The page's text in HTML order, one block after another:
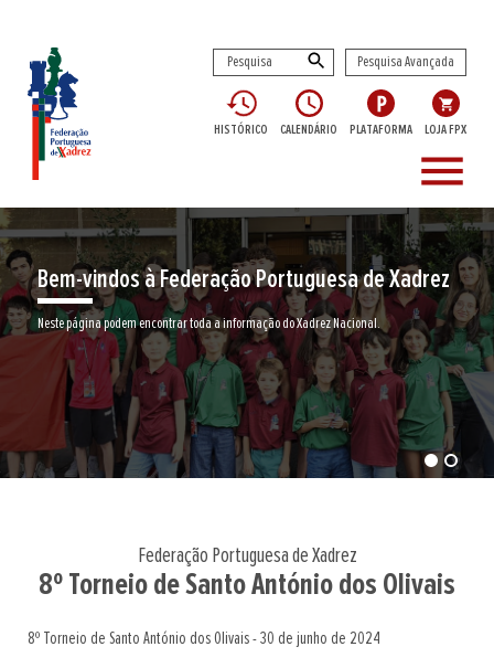
Pesquisa Avançada
HISTÓRICO CALENDÁRIO PLATAFORMA LOJA FPX
menu
Bem-vindos à Federação Portuguesa de Xadrez
Neste página podem encontrar toda a informação do Xadrez Nacional.
Federação Portuguesa de Xadrez
8º Torneio de Santo António dos Olivais
8º Torneio de Santo António dos Olivais - 30 de junho de 2024